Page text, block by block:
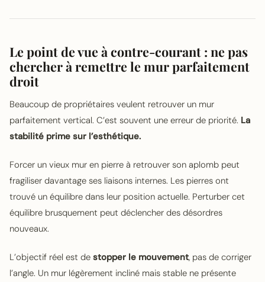
Le point de vue à contre-courant : ne pas
chercher à remettre le mur parfaitement
droit
Beaucoup de propriétaires veulent retrouver un mur
parfaitement vertical. C’est souvent une erreur de priorité. La
stabilité prime sur l’esthétique.
Forcer un vieux mur en pierre à retrouver son aplomb peut
fragiliser davantage ses liaisons internes. Les pierres ont
trouvé un équilibre dans leur position actuelle. Perturber cet
équilibre brusquement peut déclencher des désordres
nouveaux.
L’objectif réel est de stopper le mouvement, pas de corriger
l’angle. Un mur légèrement incliné mais stable ne présente